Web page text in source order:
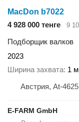
MacDon b7022
4 928 000 тенге
9
Подборщик валков
2023
Ширина захвата 1 м
Австрия, At-
E-FARM GmbH